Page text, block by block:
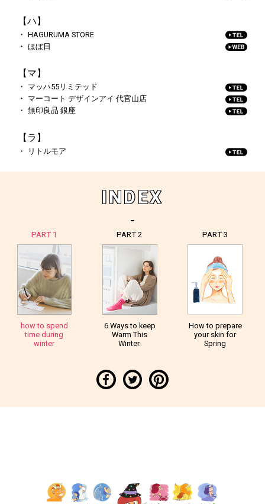
【ハ】
HAGURUMA STORE
ほぼ日
【マ】
マッハ55リミテッド
マーコート デザインアイ 代官山店
無印良品 銀座
【ラ】
リトルモア
INDEX
PART 1
how to spend
time during
winter
PART 2
6 Ways to keep
Warm This
Winter.
PART 3
How to prepare
your skin for
Spring